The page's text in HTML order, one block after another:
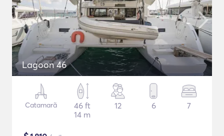
Lagoon 46
Catamarã
46 ft
14 m
12 6 7